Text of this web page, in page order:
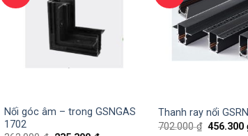
Nối góc âm – trong GSNGAS
1702
Thanh ray nổi
702.000₫ 456.300